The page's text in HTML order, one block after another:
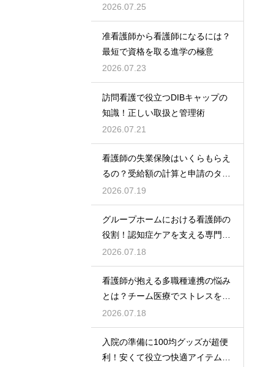
2026.07.25
准看護師から看護師になるには？
最短で資格を取る進学の極意
2026.07.23
訪問看護で役立つDIBキャップの
知識！正しい取扱と管理術
2026.07.21
看護師の失業保険はいくらもらえ
るの？受給額の計算と申請のタイ
ミング
2026.07.19
グループホームにおける看護師の
役割！認知症ケアを支える専門的
な力
2026.07.18
看護師が抱える多職種連携の悩み
とは？チーム医療でストレスを減
らす方法
2026.07.18
入院の準備に100均グッズが超便
利！安くて役立つ快適アイテムを